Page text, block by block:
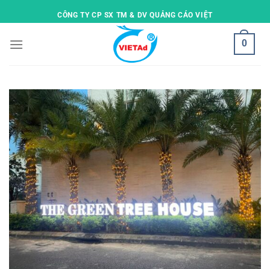
to
CÔNG TY CP SX TM & DV QUẢNG CÁO VIỆT
0